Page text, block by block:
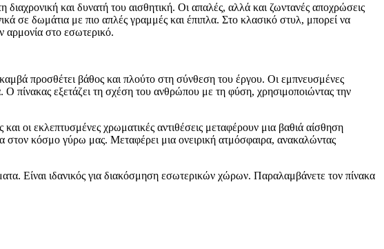
και δυνατή του αισθητική. Οι απαλές, αλλά και ζωντανές αποχρώσεις
σε δωμάτια με πιο απλές γραμμές και έπιπλα. Στο κλασικό στυλ, μπορεί να
αρμονία στο εσωτερικό.
προσθέτει βάθος και πλούτο στη σύνθεση του έργου. Οι εμπνευσμένες
Ο πίνακας εξετάζει τη σχέση του ανθρώπου με τη φύση, χρησιμοποιώντας την
οι εκλεπτυσμένες χρωματικές αντιθέσεις μεταφέρουν μια βαθιά αίσθηση
στον κόσμο γύρω μας. Μεταφέρει μια ονειρική ατμόσφαιρα, ανακαλώντας
Είναι ιδανικός για διακόσμηση εσωτερικών χώρων. Παραλαμβάνετε τον πίνακα